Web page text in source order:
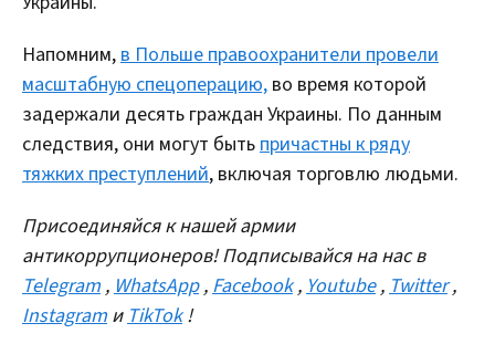
Напомним,в Польше правоохранители провели
масштабную спецоперацию, во время которой
задержали десять граждан Украины. По данным
следствия, они могут бытьпричастны к ряду
тяжких преступлений, включая торговлю людьми.
Присоединяйся к нашей армии
антикоррупционеров! Подписывайся на нас в
Telegram ,WhatsApp ,Facebook ,Youtube ,Twitter ,
Instagram иTikTok !